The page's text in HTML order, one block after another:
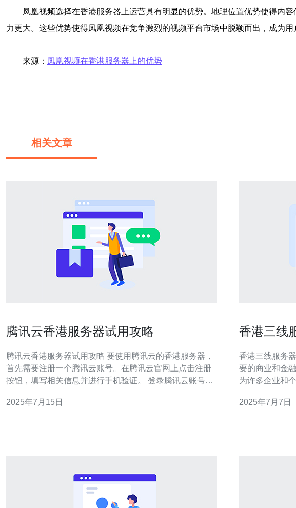
凤凰视频选择在香港服务器上运营具有明显的优势。地理位置优势使得内
力更大。这些优势使得凤凰视频在竞争激烈的视频平台市场中脱颖而出，成为用
来源： 凤凰视频在香港服务器上的优势
相关文章
腾讯云香港服务器试用攻略
腾讯云香港服务器试用攻略 要使用腾讯云的香港服务器，
首先需要注册一个腾讯云账号。在腾讯云官网上点击注册
按钮，填写相关信息并进行手机验证。 登录腾讯云账号
地域为香港，选择适合您需求的配置。 在选择好香港服务
2025年7月15日
香港三线
香港三线服务器提供
要的商业和金
为许多企业和
睐。 香港三线服务器具有高度稳定性，能够保证用户在任
2025年7月7日